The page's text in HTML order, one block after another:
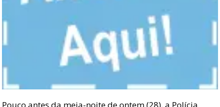
Pouco antes da meia-noite de ontem (28), a Polícia